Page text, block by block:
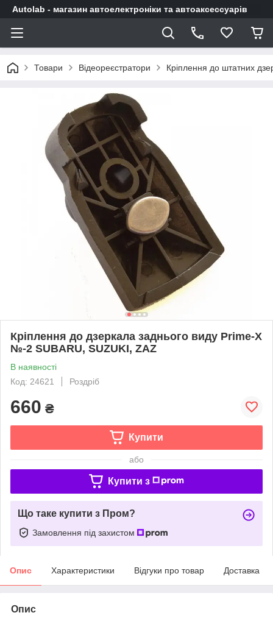
Autolab - магазин автоелектроніки та автоаксессуарів
Товари Відеореєстратори Кріплення до штатних
Кріплення до дзеркала заднього виду Prime-X
№-2 SUBARU, SUZUKI, ZAZ
В наявності
Код: 24621
Роздріб
660 ₴
Купити
або
Купити з
Що таке купити з Пром?
Замовлення під захистом
Опис Характеристики Відгуки про товар Доставка
Опис